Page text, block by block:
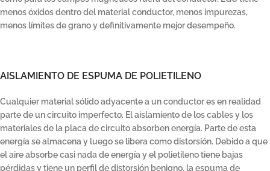
menos óxidos dentro del material conductor, menos impurezas,
menos límites de grano y definitivamente mejor desempeño.
AISLAMIENTO DE ESPUMA DE POLIETILENO
Cualquier material sólido adyacente a un conductor es en realidad
parte de un circuito imperfecto. El aislamiento de los cables y los
materiales de la placa de circuito absorben energía. Parte de esta
energía se almacena y luego se libera como distorsión. Debido a que
el aire absorbe casi nada de energía y el polietileno tiene bajas
pérdidas y tiene un perfil de distorsión benigno, la espuma de